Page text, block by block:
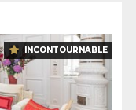
INCONTOURNABLE